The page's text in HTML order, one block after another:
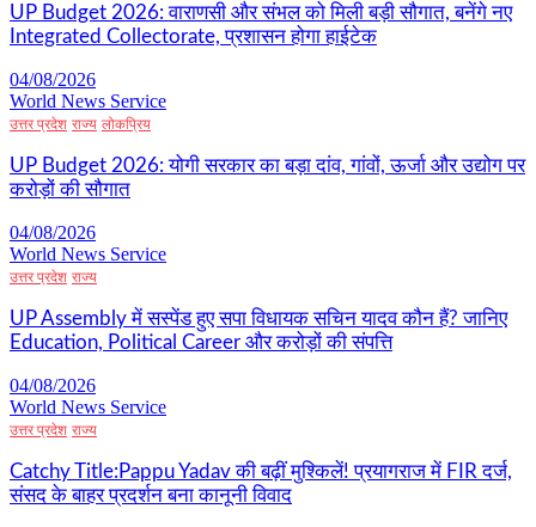
UP Budget 2026: वाराणसी और संभल को मिली बड़ी सौगात, बनेंगे नए
Integrated Collectorate, प्रशासन होगा हाईटेक
04/08/2026
World News Service
उत्तर प्रदेश राज्य लोकप्रिय
UP Budget 2026: योगी सरकार का बड़ा दांव, गांवों, ऊर्जा और उद्योग पर
करोड़ों की सौगात
04/08/2026
World News Service
उत्तर प्रदेश राज्य
UP Assembly में सस्पेंड हुए सपा विधायक सचिन यादव कौन हैं? जानिए
Education, Political Career और करोड़ों की संपत्ति
04/08/2026
World News Service
उत्तर प्रदेश राज्य
Catchy Title:Pappu Yadav की बढ़ीं मुश्किलें! प्रयागराज में FIR दर्ज,
संसद के बाहर प्रदर्शन बना कानूनी विवाद